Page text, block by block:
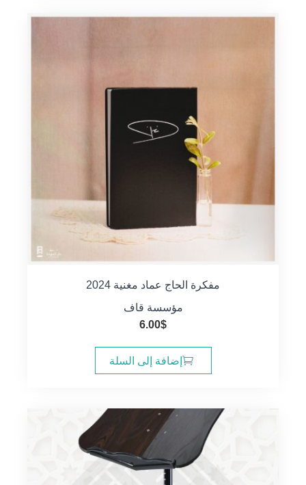
مفكرة الحاج عماد مغنية 2024
مؤسسة قاف
6.00$
إضافة إلى السلة